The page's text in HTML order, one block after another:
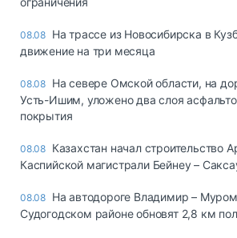
08.08 На трассе из Новосибирска в
движение на три месяца
08.08 На севере Омской области, на
Усть-Ишим, уложено два слоя
покрытия
08.08 Казахстан начал строительство
Каспийской магистрали Бейнеу –
08.08 На автодороге Владимир –
Судогодском районе обновят 2,8 км